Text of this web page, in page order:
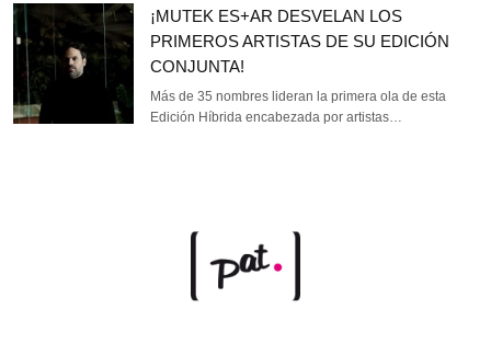
¡MUTEK ES+AR DESVELAN LOS
PRIMEROS ARTISTAS DE SU EDICIÓN
CONJUNTA!
Más de 35 nombres lideran la primera ola de esta
Edición Híbrida encabezada por artistas…